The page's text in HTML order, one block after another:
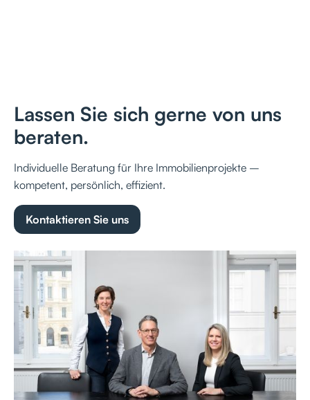
Lassen Sie sich gerne von uns
beraten.
Individuelle Beratung für Ihre Immobilienprojekte –
kompetent, persönlich, effizient.
Kontaktieren Sie uns